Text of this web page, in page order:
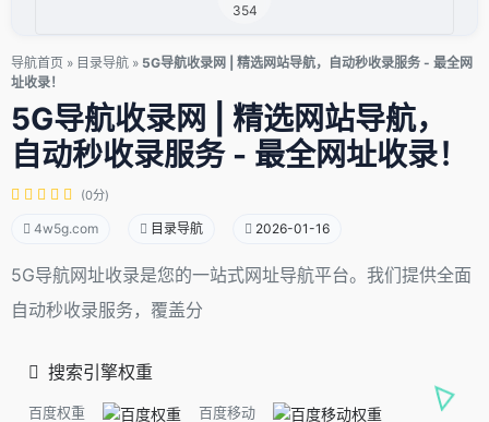
354
导航首页 » 目录导航 » 5G导航收录网 | 精选网站导航，自动秒收录服务 - 最全网
址收录！
5G导航收录网 | 精选网站导航，
自动秒收录服务 - 最全网址收录！
(0分)
4w5g.com 目录导航 2026-01-16
5G导航网址收录是您的一站式网址导航平台。我们提供全面
自动秒收录服务，覆盖分
搜索引擎权重
百度权重
百度移动